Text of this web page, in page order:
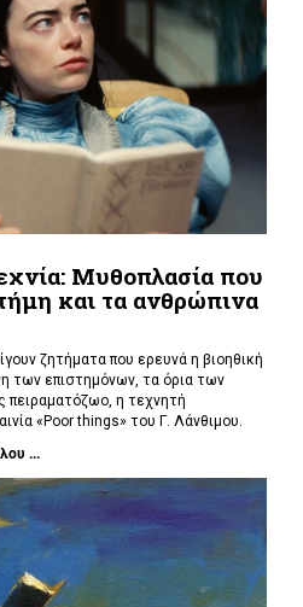
Μυθοπλασία που
και τα ανθρώπινα
ζητήματα που ερευνά η βιοηθική
των επιστημόνων, τα όρια των
η τεχνητή
«Poor things» του Γ. Λάνθιμου.
...